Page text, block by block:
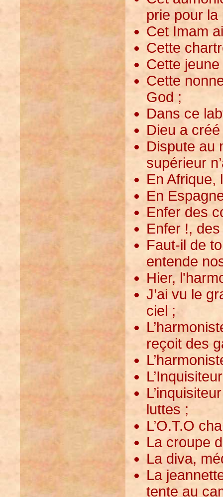
prie pour
Cet Imam
Cette
Cette
Cette
God ;
Dans ce
Dieu a
Dispute au
supérieur
En Afrique,
En
Enfer des
Enfer !,
Faut-il de
entende
Hier,
J’ai vu le
ciel ;
reçoit des
luttes ;
L’O.T.O
La croupe
La diva,
La
tente au